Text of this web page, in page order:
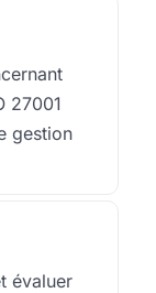
27001
gestion
évaluer